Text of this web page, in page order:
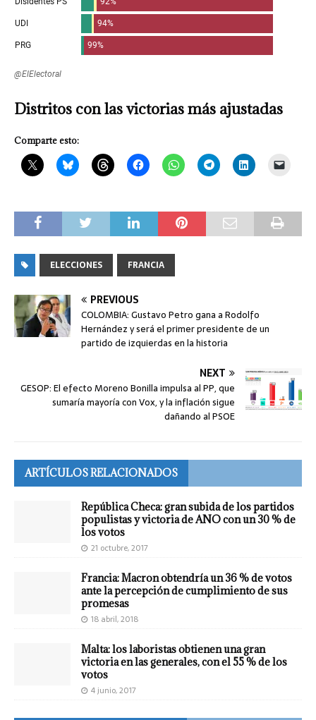
Distritos con las victorias más ajustadas
Comparte esto:
ELECCIONES FRANCIA
PREVIOUS
COLOMBIA: Gustavo Petro gana a Rodolfo
Hernández y será el primer presidente de un
partido de izquierdas en la historia
NEXT
GESOP: El efecto Moreno Bonilla impulsa al PP, que
sumaría mayoría con Vox, y la inflación sigue
dañando al PSOE
ARTÍCULOS RELACIONADOS
República Checa: gran subida de los partidos
populistas y victoria de ANO con un 30 % de
los votos
21 octubre, 2017
Francia: Macron obtendría un 36 % de votos
ante la percepción de cumplimiento de sus
promesas
18 abril, 2018
Malta: los laboristas obtienen una gran
victoria en las generales, con el 55 % de los
votos
4 junio, 2017